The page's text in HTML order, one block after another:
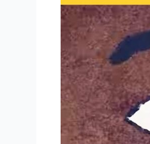
カ
ー
生
と
遺
産：
黒